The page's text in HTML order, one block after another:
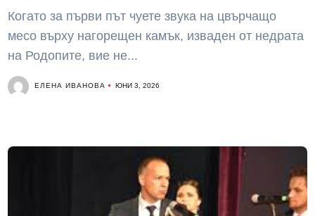
Когато за първи път чуете звука на цвърчащо
месо върху нагорещен камък, изваден от недрата
на Родопите, вие не...
ЕЛЕНА ИВАНОВА ЮНИ 3, 2026